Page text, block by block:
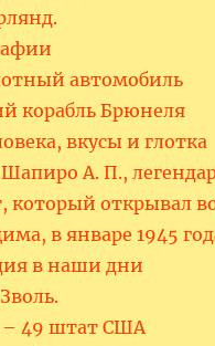
автомобиль
корабль Брюнеля
вкусы и глотка
А. П.,
который открывал
в январе 1945
в наши дни
– 49 штат США